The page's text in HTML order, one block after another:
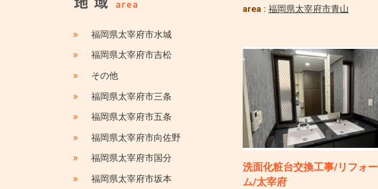
area : 福岡県太宰府市青山
洗面化粧台交換工事/リフォー
ム/太宰府
» 福岡県太宰府市水城
» 福岡県太宰府市吉松
» その他
» 福岡県太宰府市三条
» 福岡県太宰府市五条
» 福岡県太宰府市向佐野
» 福岡県太宰府市国分
» 福岡県太宰府市坂本